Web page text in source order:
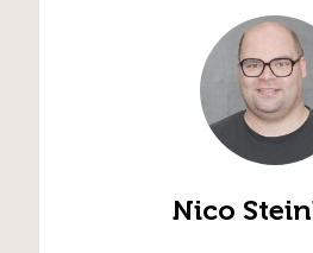
Nico